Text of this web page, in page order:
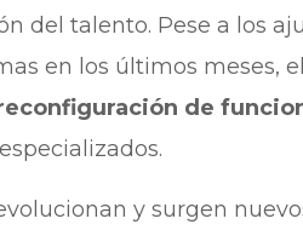
del talento. Pese a los
en los últimos meses,
de
y surgen